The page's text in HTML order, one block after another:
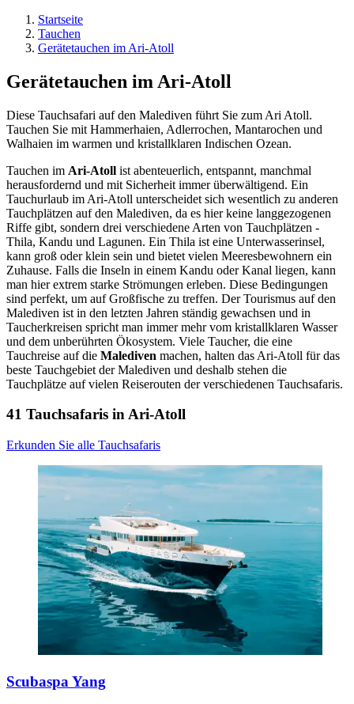
Startseite
Tauchen
Gerätetauchen im Ari-Atoll
Gerätetauchen im Ari-Atoll
Diese Tauchsafari auf den Malediven führt Sie zum Ari Atoll.
Tauchen Sie mit Hammerhaien, Adlerrochen, Mantarochen und
Walhaien im warmen und kristallklaren Indischen Ozean.
Tauchen im Ari-Atoll ist abenteuerlich, entspannt, manchmal
herausfordernd und mit Sicherheit immer überwältigend. Ein
Tauchurlaub im Ari-Atoll unterscheidet sich wesentlich zu anderen
Tauchplätzen auf den Malediven, da es hier keine langgezogenen
Riffe gibt, sondern drei verschiedene Arten von Tauchplätzen -
Thila, Kandu und Lagunen. Ein Thila ist eine Unterwasserinsel,
kann groß oder klein sein und bietet vielen Meeresbewohnern ein
Zuhause. Falls die Inseln in einem Kandu oder Kanal liegen, kann
man hier extrem starke Strömungen erleben. Diese Bedingungen
sind perfekt, um auf Großfische zu treffen. Der Tourismus auf den
Malediven ist in den letzten Jahren ständig gewachsen und in
Taucherkreisen spricht man immer mehr vom kristallklaren Wasser
und dem unberührten Ökosystem. Viele Taucher, die eine
Tauchreise auf die Malediven machen, halten das Ari-Atoll für das
beste Tauchgebiet der Malediven und deshalb stehen die
Tauchplätze auf vielen Reiserouten der verschiedenen Tauchsafaris.
41 Tauchsafaris in Ari-Atoll
Erkunden Sie alle Tauchsafaris
Scubaspa Yang